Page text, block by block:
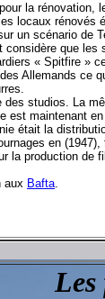
la
locaux
un scénario de
considère que
« Spitfire »
Allemands ce
des studios. La
est maintenant
était la
en
la production
aux Bafta.
Les